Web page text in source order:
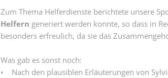
Zum Thema Helferdienste berichtete unsere
Helfern generiert werden konnte, so dass in
besonders erfreulich, da sie das
Was gab es sonst noch:
• Nach den plausiblen Erläuterungen von